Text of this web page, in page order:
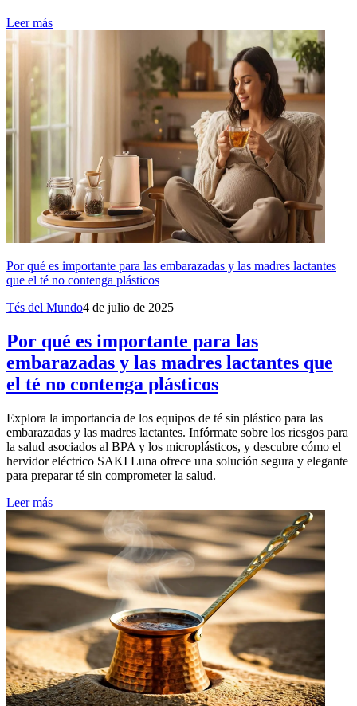
Leer más
Por qué es importante para las embarazadas y las madres lactantes
que el té no contenga plásticos
Tés del Mundo4 de julio de 2025
Por qué es importante para las
embarazadas y las madres lactantes que
el té no contenga plásticos
Explora la importancia de los equipos de té sin plástico para las
embarazadas y las madres lactantes. Infórmate sobre los riesgos para
la salud asociados al BPA y los microplásticos, y descubre cómo el
hervidor eléctrico SAKI Luna ofrece una solución segura y elegante
para preparar té sin comprometer la salud.
Leer más